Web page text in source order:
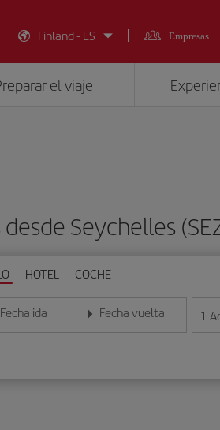
Finland - ES
Empresas
el viaje
Seychelles
HOTEL COCHE
Fecha ida
la fecha en formato día/mes/año
Fecha vuelta
Introduce la fecha en 1